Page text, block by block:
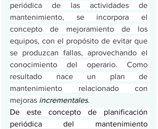
periódica de las actividades de
mantenimiento, se incorpora el
concepto de mejoramiento de los
equipos, con el propósito de evitar que
se produzcan fallas, aprovechando el
conocimiento del operario. Como
resultado nace un plan de
mantenimiento relacionado con
mejoras incrementales.
De este concepto de planificación
periódica del mantenimiento